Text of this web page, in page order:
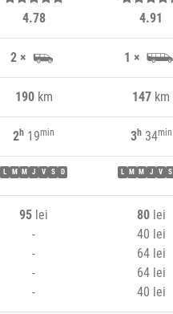
4.78 4.91
2 × 1 ×
190km 147 km
2h 19min 3h34min
M M J V S D M M J V S
95 lei
-
-
-
-
80lei
40 lei
64 lei
64 lei
40 lei